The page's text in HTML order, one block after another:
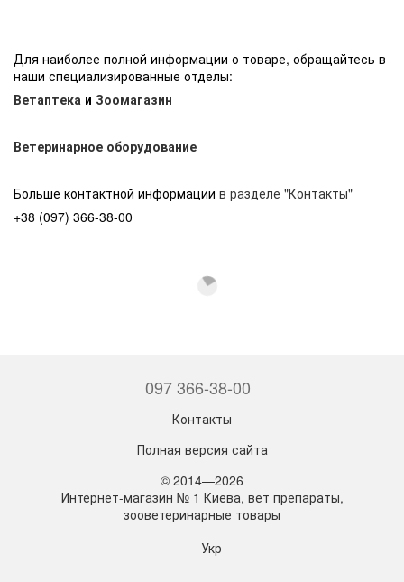
Для наиболее полной информации о товаре, обращайтесь в
наши специализированные отделы:
Ветаптека и Зоомагазин
Ветеринарное оборудование
Больше контактной информации в разделе "Контакты"
+38 (097) 366-38-00
097 366-38-00
Контакты
Полная версия сайта
© 2014—2026
Интернет-магазин № 1 Киева, вет препараты,
зооветеринарные товары
Укр